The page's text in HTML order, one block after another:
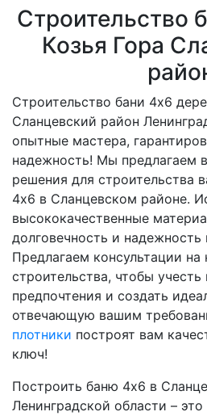
Строительство
Козья Гора
Строительство бани 4х6
Сланцевский район
опытные мастера,
надежность! Мы предлагаем
решения для строительства
4х6 в Сланцевском районе.
высококачественные
долговечность и надежность
Предлагаем консультации
строительства, чтобы
предпочтения и создать
отвечающую вашим
плотники построят вам
ключ!
Построить баню 4х6 в
Ленинградской области –